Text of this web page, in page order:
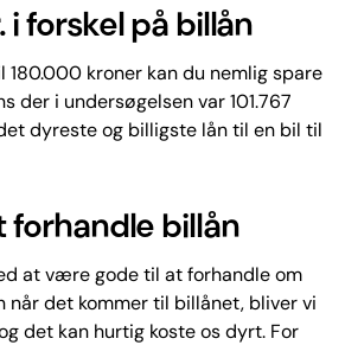
forskel på billån
180.000 kroner kan du nemlig spare
der i undersøgelsen var 101.767
dyreste og billigste lån til en bil til
forhandle billån
at være gode til at forhandle om
når det kommer til billånet, bliver vi
det kan hurtig koste os dyrt. For